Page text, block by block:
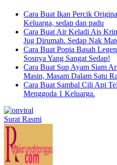
Cara Buat Ikan Percik
Keluarga, sedap dan padu
Cara Buat Air Keladi Ais
Jug Dirumah. Sedap Nak
Cara Buat Popia Basah
Sosnya Yang Sangat Sedap!
Cara Buat Sup Ayam Siam
Masin, Masam Dalam Satu
Cara Buat Sambal Cili Api
Menggoda 1 Keluarga.
Surat Rasmi